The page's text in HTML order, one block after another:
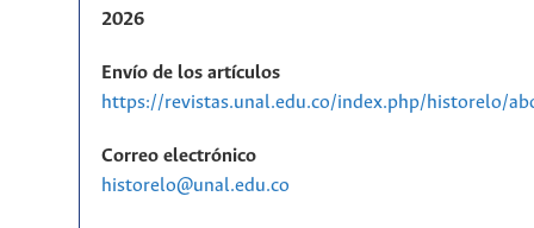
2026
Envío de los artículos
https://revistas.unal.edu.co/index.php/historelo/
Correo electrónico
historelo@unal.edu.co